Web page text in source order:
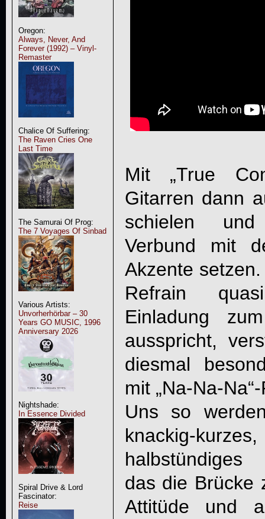
Oregon:
Always, Never, And
Forever (1992) – Vinyl-
Remaster
Chalice Of Suffering:
The Raven Cries One
Last Time
The Samurai Of Prog:
The 7 Voyages Of Sinbad
Various Artists:
Unvorherhörbar – 30
Years GO MUSIC, 1996
Anniversary 2026
Nightshade:
In Essence Divided
Spiral Drive & Lord
Fascinator:
Reise
Mit „True
Gitarren dann
schielen
Verbund mit
Akzente
Refrain
Einladung
ausspricht,
diesmal
mit „Na-Na-
Uns so
knackig-
halbstündiges
das die Brücke
Attitüde und